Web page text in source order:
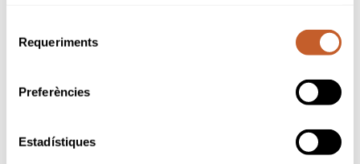
Requeriments
Preferències
Estadístiques